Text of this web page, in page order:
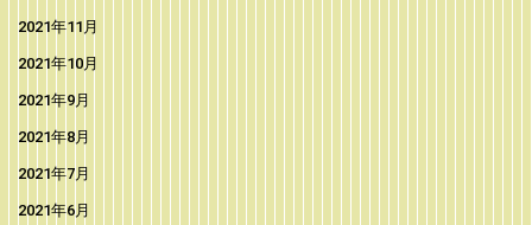
2021年11月
2021年10月
2021年9月
2021年8月
2021年7月
2021年6月